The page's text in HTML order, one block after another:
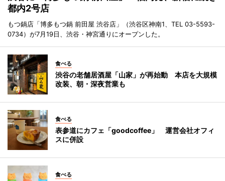
都内2号店
もつ鍋店「博多もつ鍋 前田屋 渋谷店」（渋谷区神南1、TEL 03-5593-
0734）が7月19日、渋谷・神宮通りにオープンした。
食べる
渋谷の老舗居酒屋「山家」が再始動 本店を大規模
改装、朝・深夜営業も
食べる
表参道にカフェ「goodcoffee」 運営会社オフィ
スに併設
食べる